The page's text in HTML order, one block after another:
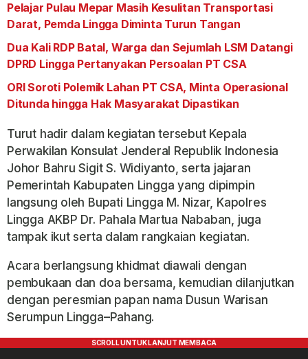
Pelajar Pulau Mepar Masih Kesulitan Transportasi
Darat, Pemda Lingga Diminta Turun Tangan
Dua Kali RDP Batal, Warga dan Sejumlah LSM Datangi
DPRD Lingga Pertanyakan Persoalan PT CSA
ORI Soroti Polemik Lahan PT CSA, Minta Operasional
Ditunda hingga Hak Masyarakat Dipastikan
Turut hadir dalam kegiatan tersebut Kepala
Perwakilan Konsulat Jenderal Republik Indonesia
Johor Bahru Sigit S. Widiyanto, serta jajaran
Pemerintah Kabupaten Lingga yang dipimpin
langsung oleh Bupati Lingga M. Nizar, Kapolres
Lingga AKBP Dr. Pahala Martua Nababan, juga
tampak ikut serta dalam rangkaian kegiatan.
Acara berlangsung khidmat diawali dengan
pembukaan dan doa bersama, kemudian dilanjutkan
dengan peresmian papan nama Dusun Warisan
Serumpun Lingga–Pahang.